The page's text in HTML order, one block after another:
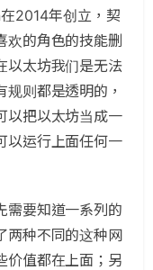
2014年创立，契
欢的角色的技能删
以太坊我们是无法
则都是透明的，
以把以太坊当成一
以运行上面任何一
需要知道一系列的
两种不同的这种网
价值都在上面；另